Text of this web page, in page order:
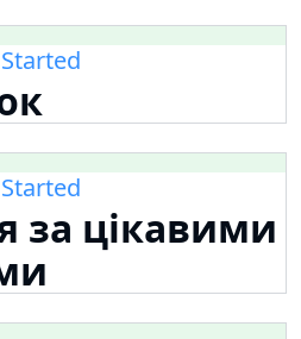
за цікавими